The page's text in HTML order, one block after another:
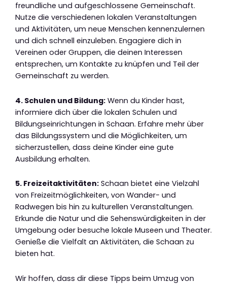
freundliche und aufgeschlossene Gemeinschaft.
Nutze die verschiedenen lokalen Veranstaltungen
und Aktivitäten, um neue Menschen kennenzulernen
und dich schnell einzuleben. Engagiere dich in
Vereinen oder Gruppen, die deinen Interessen
entsprechen, um Kontakte zu knüpfen und Teil der
Gemeinschaft zu werden.
4. Schulen und Bildung: Wenn du Kinder hast,
informiere dich über die lokalen Schulen und
Bildungseinrichtungen in Schaan. Erfahre mehr über
das Bildungssystem und die Möglichkeiten, um
sicherzustellen, dass deine Kinder eine gute
Ausbildung erhalten.
5. Freizeitaktivitäten: Schaan bietet eine Vielzahl
von Freizeitmöglichkeiten, von Wander- und
Radwegen bis hin zu kulturellen Veranstaltungen.
Erkunde die Natur und die Sehenswürdigkeiten in der
Umgebung oder besuche lokale Museen und Theater.
Genieße die Vielfalt an Aktivitäten, die Schaan zu
bieten hat.
Wir hoffen, dass dir diese Tipps beim Umzug von